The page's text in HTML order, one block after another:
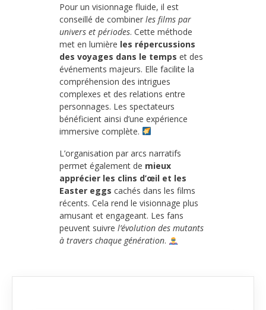
Pour un visionnage fluide, il est
conseillé de combiner les films par
univers et périodes. Cette méthode
met en lumière les répercussions
des voyages dans le temps et des
événements majeurs. Elle facilite la
compréhension des intrigues
complexes et des relations entre
personnages. Les spectateurs
bénéficient ainsi d’une expérience
immersive complète.
L’organisation par arcs narratifs
permet également de mieux
apprécier les clins d’œil et les
Easter eggs cachés dans les films
récents. Cela rend le visionnage plus
amusant et engageant. Les fans
peuvent suivre l’évolution des mutants
à travers chaque génération.